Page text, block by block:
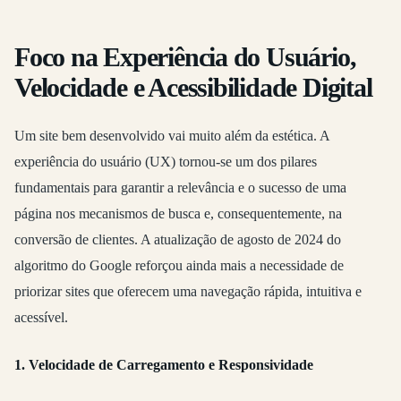
Foco na Experiência do Usuário,
Velocidade e Acessibilidade Digital
Um site bem desenvolvido vai muito além da estética. A
experiência do usuário (UX) tornou-se um dos pilares
fundamentais para garantir a relevância e o sucesso de uma
página nos mecanismos de busca e, consequentemente, na
conversão de clientes. A atualização de agosto de 2024 do
algoritmo do Google reforçou ainda mais a necessidade de
priorizar sites que oferecem uma navegação rápida, intuitiva e
acessível.
1. Velocidade de Carregamento e Responsividade